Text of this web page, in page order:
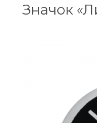
Значок